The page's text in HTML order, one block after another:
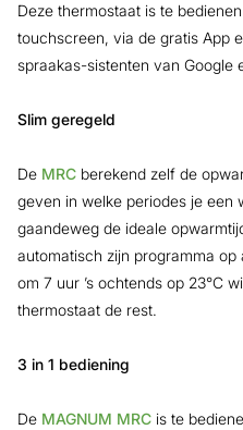
Deze thermostaat is te
touchscreen, via de gratis App
spraakas-sistenten van Google
Slim geregeld
De MRC berekend zelf de
geven in welke periodes je een
gaandeweg de ideale
automatisch zijn programma
om 7 uur ’s ochtends op 23°C
thermostaat de rest.
3 in 1 bediening
De MAGNUM MRC is te